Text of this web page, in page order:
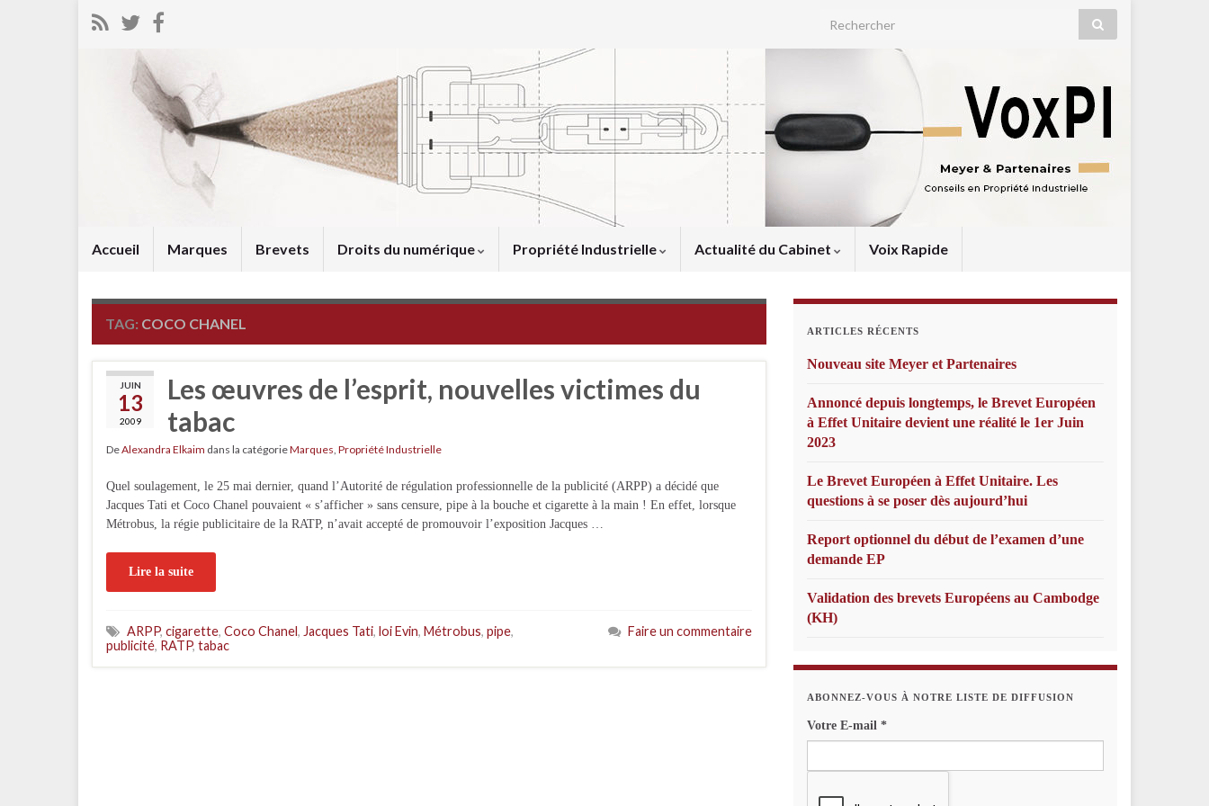
Search for:
Accueil Marques Brevets Droits du numérique Propriété Industrielle Actualité du Cabinet Voix Rapide
TAG: COCO CHANEL
JUIN
13
2009
Les œuvres de l’esprit, nouvelles victimes du
tabac
DeAlexandra Elkaim dans la catégorieMarques, Propriété Industrielle
Quel soulagement, le 25 mai dernier, quand l’Autorité de régulation professionnelle de la publicité (ARPP) a décidé que
Jacques Tati et Coco Chanel pouvaient « s’afficher » sans censure, pipe à la bouche et cigarette à la main ! En effet, lorsque
Métrobus, la régie publicitaire de la RATP, n’avait accepté de promouvoir l’exposition Jacques …
Lire la suite
ARPP, cigarette, Coco Chanel, Jacques Tati, loi Evin, Métrobus, pipe,
publicité, RATP, tabac
Faire un commentaire
ARTICLES RÉCENTS
Nouveau site Meyer et Partenaires
Annoncé depuis longtemps, le Brevet Européen
à Effet Unitaire devient une réalité le 1er Juin
2023
Le Brevet Européen à Effet Unitaire. Les
questions à se poser dès aujourd’hui
Report optionnel du début de l’examen d’une
demande EP
Validation des brevets Européens au Cambodge
(KH)
ABONNEZ-VOUS À NOTRE LISTE DE DIFFUSION
Votre E-mail *